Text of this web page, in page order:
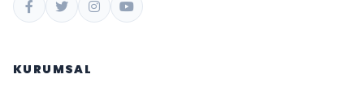
KURUMSAL